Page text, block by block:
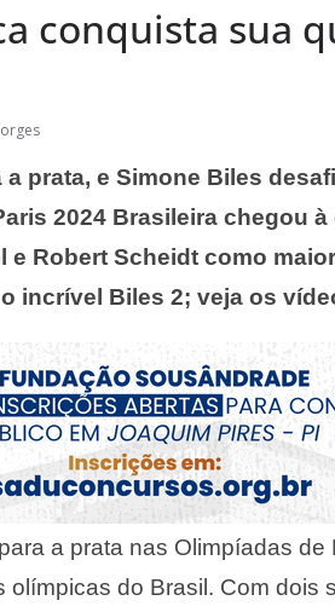
conquista sua
a prata, e Simone Biles
2024 Brasileira chegou
e Robert Scheidt como
incrível Biles 2; veja os
a prata nas Olimpíadas
olímpicas do Brasil. Com dois